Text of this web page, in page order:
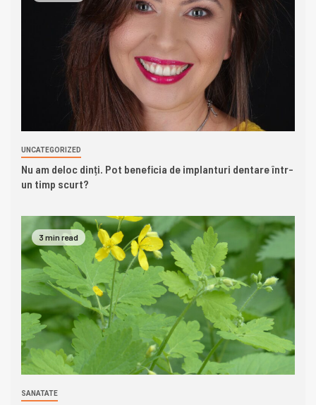
UNCATEGORIZED
Nu am deloc dinți. Pot beneficia de implanturi dentare într-
un timp scurt?
3 min read
SANATATE